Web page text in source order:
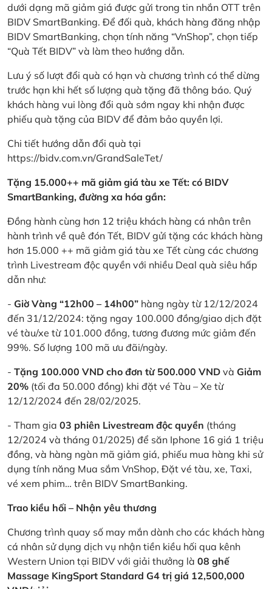
dưới dạng mã giảm giá được gửi trong tin nhắn OTT trên
BIDV SmartBanking. Để đối quà, khách hàng đăng nhập
BIDV SmartBanking, chọn tính năng “VnShop”, chọn tiếp
“Quà Tết BIDV” và làm theo hướng dẫn.
Lưu ý số lượt đổi quà có hạn và chương trình có thể dừng
trước hạn khi hết số lượng quà tặng đã thông báo. Quý
khách hàng vui lòng đổi quà sớm ngay khi nhận được
phiếu quà tặng của BIDV để đảm bảo quyền lợi.
Chi tiết hướng dẫn đổi quà tại
https://bidv.com.vn/GrandSaleTet/
Tặng 15.000++ mã giảm giá tàu xe Tết: có BIDV
SmartBanking, đường xa hóa gần:
Đồng hành cùng hơn 12 triệu khách hàng cá nhân trên
hành trình về quê đón Tết, BIDV gửi tặng các khách hàng
hơn 15.000 ++ mã giảm giá tàu xe Tết cùng các chương
trình Livestream độc quyền với nhiều Deal quà siêu hấp
dẫn như:
- Giờ Vàng “12h00 – 14h00” hàng ngày từ 12/12/2024
đến 31/12/2024: tặng ngay 100.000 đồng/giao dịch đặt
vé tàu/xe từ 101.000 đồng, tương đương mức giảm đến
99%. Số lượng 100 mã ưu đãi/ngày.
- Tặng 100.000 VND cho đơn từ 500.000 VND và Giảm
20% (tối đa 50.000 đồng) khi đặt vé Tàu – Xe từ
12/12/2024 đến 28/02/2025.
- Tham gia 03 phiên Livestream độc quyền (tháng
12/2024 và tháng 01/2025) để săn Iphone 16 giá 1 triệu
đồng, và hàng ngàn mã giảm giá, phiếu mua hàng khi sử
dụng tính năng Mua sắm VnShop, Đặt vé tàu, xe, Taxi,
vé xem phim… trên BIDV SmartBanking.
Trao kiều hối – Nhận yêu thương
Chương trình quay số may mắn dành cho các khách hàng
cá nhân sử dụng dịch vụ nhận tiền kiều hối qua kênh
Western Union tại BIDV với giải thưởng là 08 ghế
Massage KingSport Standard G4 trị giá 12,500,000